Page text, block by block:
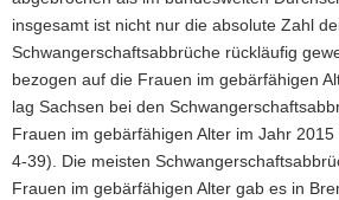
insgesamt ist nicht nur die absolute Zahl
Schwangerschaftsabbrüche rückläufig
bezogen auf die Frauen im gebärfähigen
lag Sachsen bei den
Frauen im gebärfähigen Alter im Jahr
4-39). Die meisten
Frauen im gebärfähigen Alter gab es in